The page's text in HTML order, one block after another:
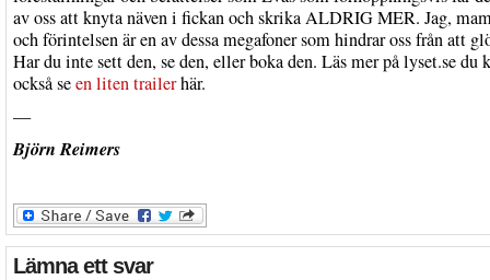
av oss att knyta näven i fickan och skrika ALDRIG MER. Jag,
och förintelsen är en av dessa megafoner som hindrar oss från att
Har du inte sett den, se den, eller boka den. Läs mer på lyset.se du
också seen liten trailerhär.
—
Björn Reimers
Lämna ett svar